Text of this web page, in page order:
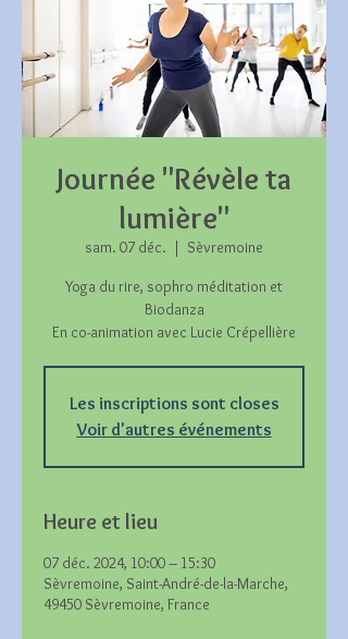
Journée "Révèle ta
lumière"
sam. 07 déc.
  |
Sèvremoine
Yoga du rire, sophro méditation et
Biodanza
En co-animation avec Lucie Crépellière
Les inscriptions sont closes
Voir d'autres événements
Heure et lieu
07 déc. 2024, 10:00 – 15:30
Sèvremoine, Saint-André-de-la-Marche,
49450 Sèvremoine, France